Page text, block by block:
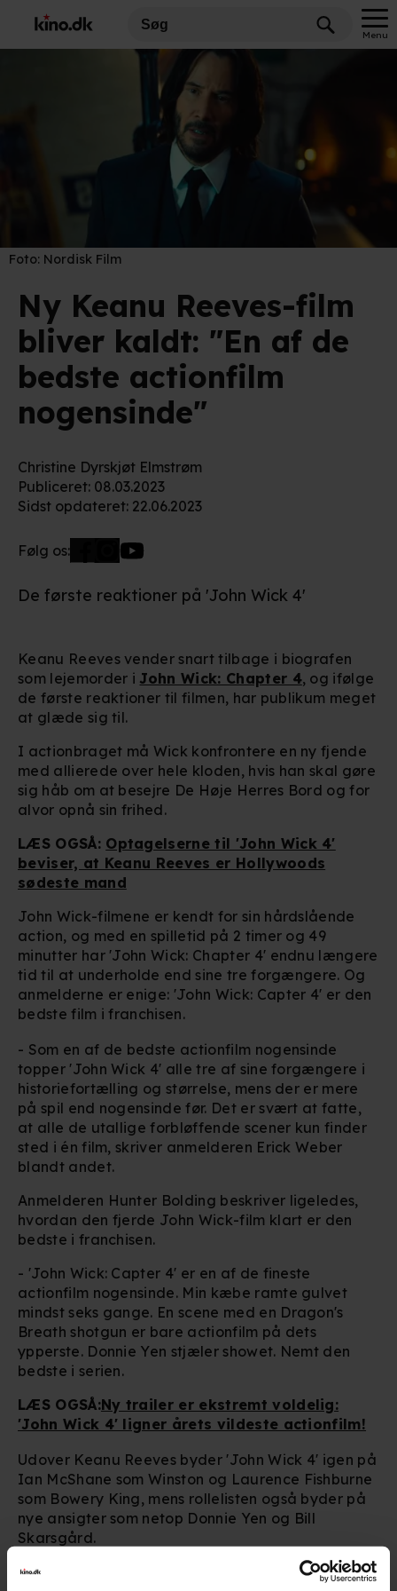
Menu
Foto: Nordisk Film
Ny Keanu Reeves-film
bliver kaldt: "En af de
bedste actionfilm
nogensinde"
Christine Dyrskjøt Elmstrøm
Publiceret: 08.03.2023
Sidst opdateret: 22.06.2023
Følg os:
De første reaktioner på 'John Wick 4'
Keanu Reeves vender snart tilbage i biografen
som lejemorder i John Wick: Chapter 4, og ifølge
de første reaktioner til filmen, har publikum meget
at glæde sig til.
I actionbraget må Wick konfrontere en ny fjende
med allierede over hele kloden, hvis han skal gøre
sig håb om at besejre De Høje Herres Bord og for
alvor opnå sin frihed.
LÆS OGSÅ: Optagelserne til 'John Wick 4'
beviser, at Keanu Reeves er Hollywoods
sødeste mand
John Wick-filmene er kendt for sin hårdslående
action, og med en spilletid på 2 timer og 49
minutter har 'John Wick: Chapter 4' endnu længere
tid til at underholde end sine tre forgængere. Og
anmelderne er enige: 'John Wick: Capter 4' er den
bedste film i franchisen.
- Som en af de bedste actionfilm nogensinde
topper 'John Wick 4' alle tre af sine forgængere i
historiefortælling og størrelse, mens der er mere
på spil end nogensinde før. Det er svært at fatte,
at alle de utallige forbløffende scener kun finder
sted i én film, skriver anmelderen Erick Weber
blandt andet.
Anmelderen Hunter Bolding beskriver ligeledes,
hvordan den fjerde John Wick-film klart er den
bedste i franchisen.
- 'John Wick: Capter 4' er en af de fineste
actionfilm nogensinde. Min kæbe ramte gulvet
mindst seks gange. En scene med en Dragon's
Breath shotgun er bare actionfilm på dets
ypperste. Donnie Yen stjæler showet. Nemt den
bedste i serien.
LÆS OGSÅ:Ny trailer er ekstremt voldelig:
'John Wick 4' ligner årets vildeste actionfilm!
Udover Keanu Reeves byder 'John Wick 4' igen på
Ian McShane som Winston og Laurence Fishburne
som Bowery King, mens rollelisten også byder på
nye ansigter som netop Donnie Yen og Bill
Skarsgård.
Flere anmeldere nævner den lange spilletid, som